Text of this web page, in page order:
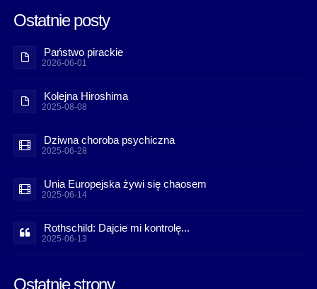
Ostatnie posty
Państwo pirackie
2026-06-01
Kolejna Hiroshima
2025-08-08
Dziwna choroba psychiczna
2025-06-28
Unia Europejska żywi się chaosem
2025-06-14
Rothschild: Dajcie mi kontrolę...
2025-06-13
Ostatnie strony